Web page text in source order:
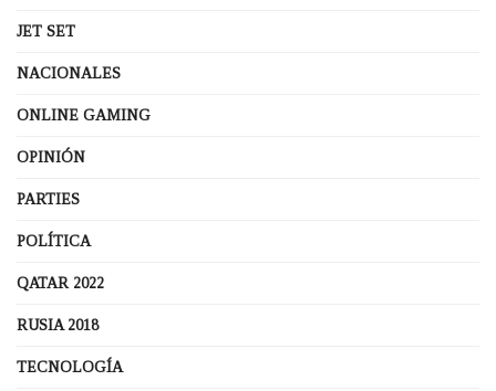
JET SET
NACIONALES
ONLINE GAMING
OPINIÓN
PARTIES
POLÍTICA
QATAR 2022
RUSIA 2018
TECNOLOGÍA